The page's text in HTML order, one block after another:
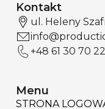
Kontakt
ul. Heleny
+48 61 30 70
Menu
STRONA